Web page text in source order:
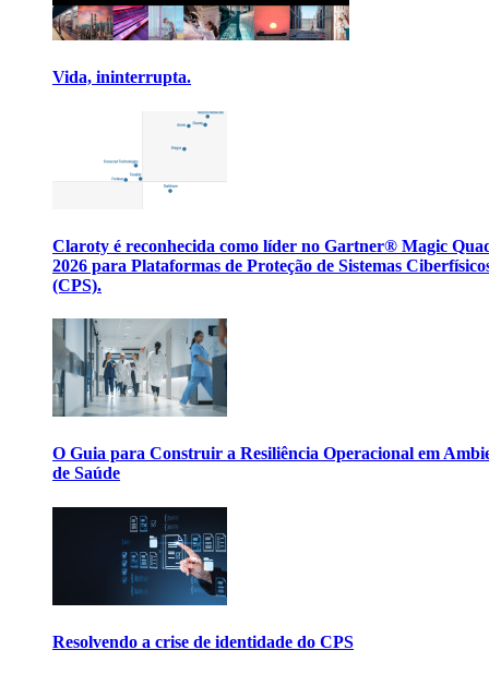
Vida, ininterrupta.
Claroty é reconhecida como líder no Gartner® Magic
2026 para Plataformas de Proteção de Sistemas
(CPS).
O Guia para Construir a Resiliência Operacional em
de Saúde
Resolvendo a crise de identidade do CPS